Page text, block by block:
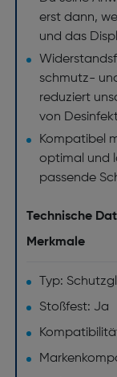
erst dann,
und das
schmutz-
reduziert
von
Kompatibel
optimal und
passende
Technische
Merkmale
Typ:
Stoßfest: Ja